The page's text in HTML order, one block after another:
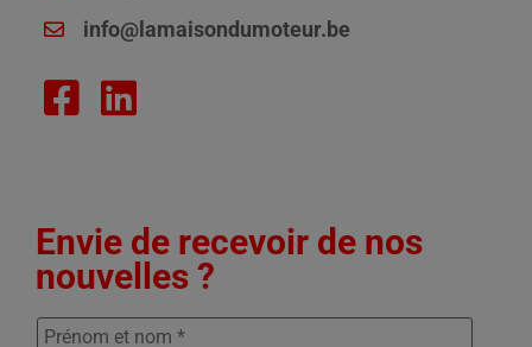
info@lamaisondumoteur.be
Envie de recevoir de nos
nouvelles ?